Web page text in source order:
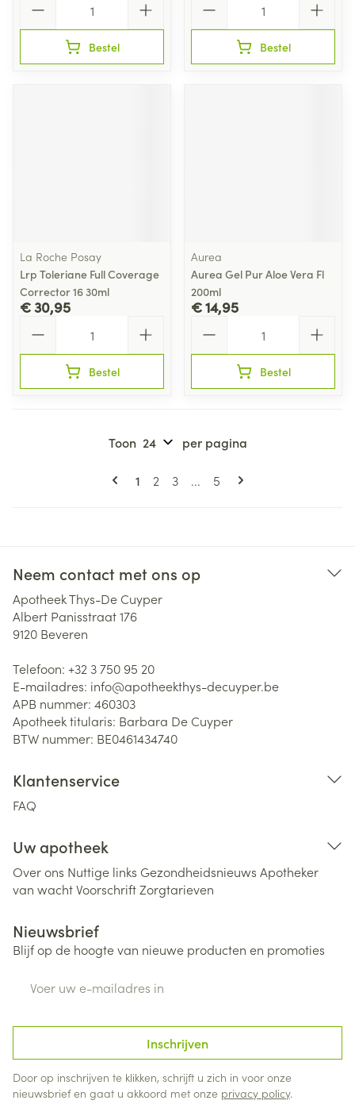
Bestel Bestel
La Roche Posay
Lrp Toleriane Full Coverage
Corrector 16 30ml
€ 30,95
Bestel
Aurea
Aurea Gel Pur Aloe Vera Fl
200ml
€ 14,95
Bestel
Pagina's
U lees momenteel pagina
1 Pagina
2 Pagina
3 ... Pagina
5
Toon per pagina
Neem contact met ons op
Apotheek Thys-De Cuyper
Albert Panisstraat 176
9120 Beveren
Telefoon: +32 3 750 95 20
E-mailadres: info@apotheekthys-decuyper.be
APB nummer: 460303
Apotheek titularis: Barbara De Cuyper
BTW nummer: BE0461434740
Klantenservice
FAQ
Uw apotheek
Over ons Nuttige links Gezondheidsnieuws Apotheker
van wachtVoorschriftZorgtarieven
Nieuwsbrief
Blijf op de hoogte van nieuwe producten en promoties
Inschrijven
Door op inschrijven te klikken, schrijft u zich in voor onze
nieuwsbrief en gaat u akkoord met onze privacy policy.